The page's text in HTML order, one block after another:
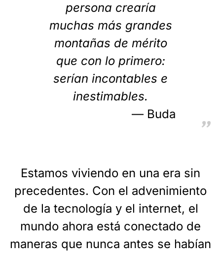
persona crearía
muchas más grandes
montañas de mérito
que con lo primero:
serían incontables e
inestimables.
Buda
Estamos viviendo en una era sin
precedentes. Con el advenimiento
de la tecnología y el internet, el
mundo ahora está conectado de
maneras que nunca antes se habían